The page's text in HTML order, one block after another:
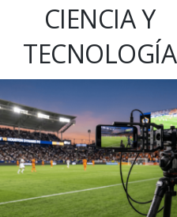
CIENCIA Y
TECNOLOGÍA